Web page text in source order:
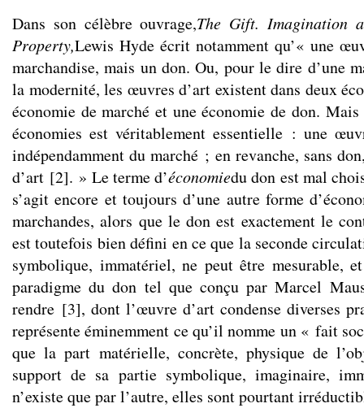
Dans son célèbre ouvrage,The Gift. Imagination
Property,Lewis Hyde écrit notamment qu’« une
marchandise, mais un don. Ou, pour le dire d’une
la modernité, les œuvres d’art existent dans deux
économie de marché et une économie de don.
économies est véritablement essentielle : une
indépendamment du marché ; en revanche, sans
d’art [2]. » Le terme d’économiedu don est mal
s’agit encore et toujours d’une autre forme
marchandes, alors que le don est exactement le
est toutefois bien défini en ce que la seconde
symbolique, immatériel, ne peut être mesurable,
paradigme du don tel que conçu par Marcel
rendre [3], dont l’œuvre d’art condense diverses
représente éminemment ce qu’il nomme un « fait
que la part matérielle, concrète, physique de
support de sa partie symbolique, imaginaire,
n’existe que par l’autre, elles sont pourtant